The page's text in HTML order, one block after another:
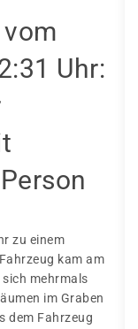
vom
Uhr:
zu einem
kam am
mehrmals
im Graben
dem Fahrzeug